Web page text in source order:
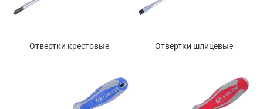
Отвертки крестовые Отвертки шлицевые